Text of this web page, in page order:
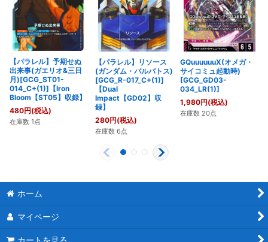
【パラレル】予期せぬ
出来事(ガエリオ&三日
月)[GCG_ST01-
014_C+(1)]【Iron
Bloom【ST05】収録】
480円(税込)
在庫数 1点
【パラレル】リソース
(ガンダム・バルバトス)
[GCG_R-017_C+(1)]
【Dual
Impact【GD02】収
録】
280円(税込)
在庫数 6点
GQuuuuuuX(オメガ・
サイコミュ起動時)
[GCG_GD03-
034_LR(1)]
1,980円(税込)
在庫数 20点
ホーム
マイページ